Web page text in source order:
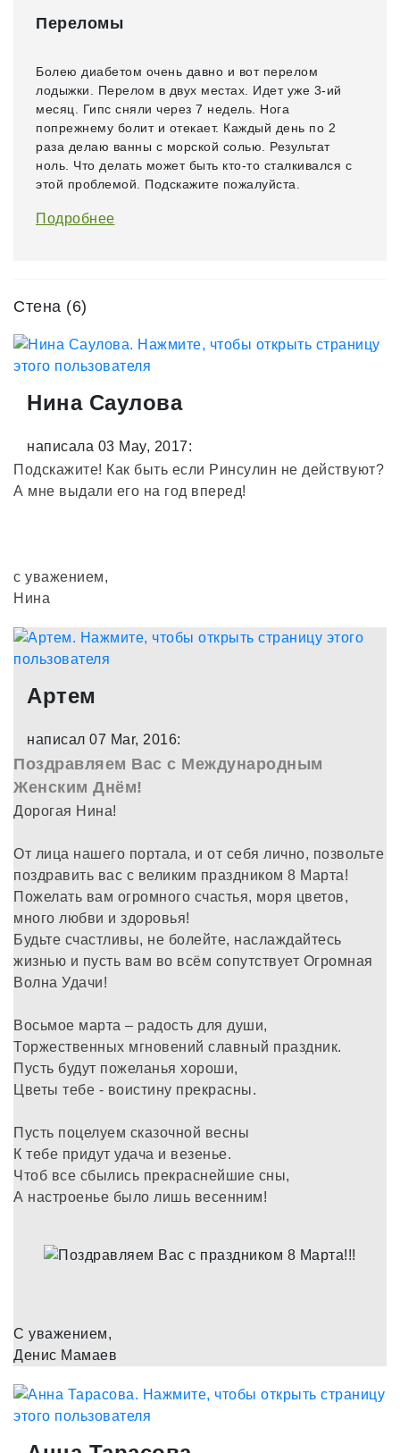
Переломы
Болею диабетом очень давно и вот перелом
лодыжки. Перелом в двух местах. Идет уже 3-ий
месяц. Гипс сняли через 7 недель. Нога
попрежнему болит и отекает. Каждый день по 2
раза делаю ванны с морской солью. Результат
ноль. Что делать может быть кто-то сталкивался с
этой проблемой. Подскажите пожалуйста.
Подробнее
Стена (6)
Нина Саулова
написала 03 May, 2017:
Подскажите! Как быть если Ринсулин не действуют?
А мне выдали его на год вперед!
с уважением,
Нина
Артем
написал 07 Mar, 2016:
Поздравляем Вас с Международным
Женским Днём!
Дорогая Нина!
От лица нашего портала, и от себя лично, позвольте
поздравить вас с великим праздником 8 Марта!
Пожелать вам огромного счастья, моря цветов,
много любви и здоровья!
Будьте счастливы, не болейте, наслаждайтесь
жизнью и пусть вам во всём сопутствует Огромная
Волна Удачи!
Восьмое марта – радость для души,
Торжественных мгновений славный праздник.
Пусть будут пожеланья хороши,
Цветы тебе - воистину прекрасны.
Пусть поцелуем сказочной весны
К тебе придут удача и везенье.
Чтоб все сбылись прекраснейшие сны,
А настроенье было лишь весенним!
С уважением,
Денис Мамаев